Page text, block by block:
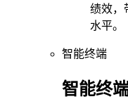
绩效，
水平。
智能终端
智能终